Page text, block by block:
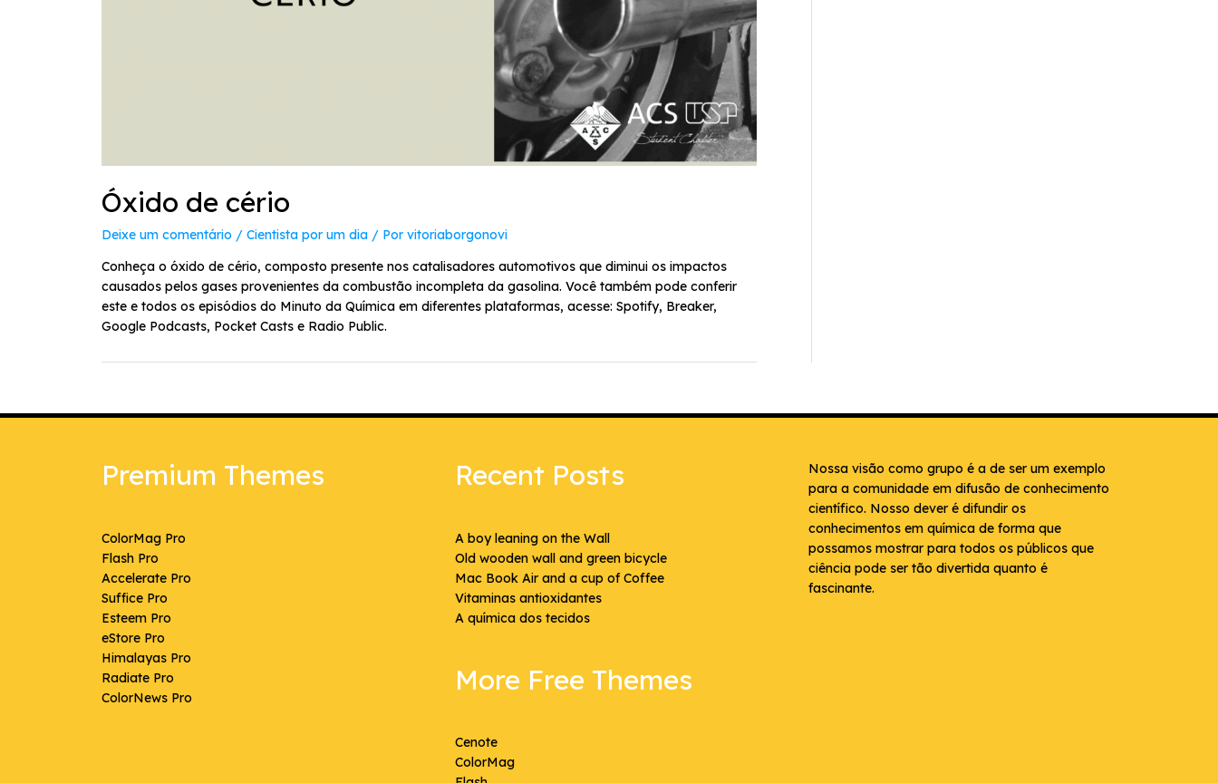
Óxido de cério
Deixe um comentário / Cientista por um dia / Por vitoriaborgonovi
Conheça o óxido de cério, composto presente nos catalisadores automotivos que diminui os impactos
causados pelos gases provenientes da combustão incompleta da gasolina. Você também pode conferir
este e todos os episódios do Minuto da Química em diferentes plataformas, acesse: Spotify, Breaker,
Google Podcasts, Pocket Casts e Radio Public.
Premium Themes
ColorMag Pro
Flash Pro
Accelerate Pro
Suffice Pro
Esteem Pro
eStore Pro
Himalayas Pro
Radiate Pro
ColorNews Pro
Recent Posts
A boy leaning on the Wall
Old wooden wall and green bicycle
Mac Book Air and a cup of Coffee
Vitaminas antioxidantes
A química dos tecidos
More Free Themes
Cenote
ColorMag
Nossa visão como grupo é a de ser um exemplo
para a comunidade em difusão de conhecimento
científico. Nosso dever é difundir os
conhecimentos em química de forma que
possamos mostrar para todos os públicos que
ciência pode ser tão divertida quanto é
fascinante.